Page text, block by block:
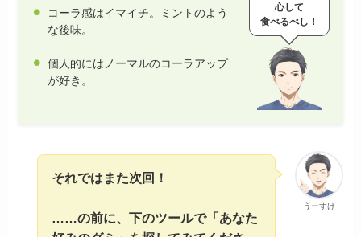
コーラ感はイマイチ。ミントのよう
な後味。
個人的にはノーマルのコーラアップ
が好き。
心して
食べるべし！
うーすけ
それではまた次回！
……の前に、下のツールで「あなた